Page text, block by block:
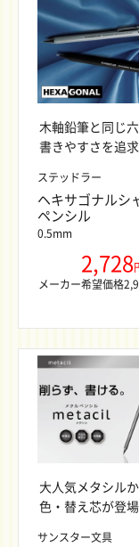
木軸鉛筆と同じ
書きやすさを追求
ステッドラー
ヘキサゴナルシ
ペンシル
0.5mm
2,728
メーカー希望価格
大人気メタシル
色・替え芯が登場
サンスター文具